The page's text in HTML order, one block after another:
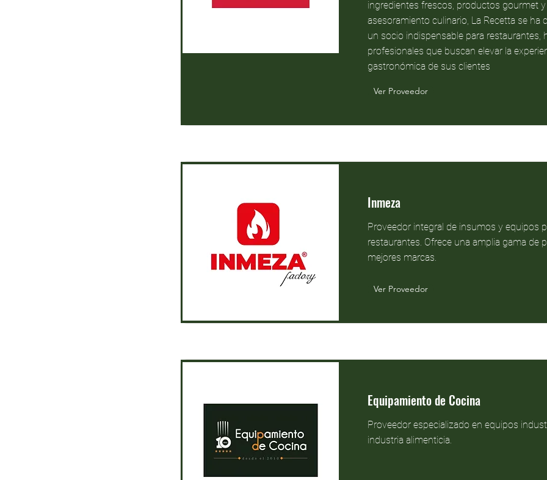
ingredientes frescos, productos gourmet
asesoramiento culinario, La Recetta se ha
un socio indispensable para restaurantes,
profesionales que buscan elevar la
gastronómica de sus clientes
Ver Proveedor
Inmeza
Proveedor integral de insumos y equipos
restaurantes. Ofrece una amplia gama de
mejores marcas.
Ver Proveedor
Equipamiento de Cocina
Proveedor especializado en equipos
industria alimenticia.